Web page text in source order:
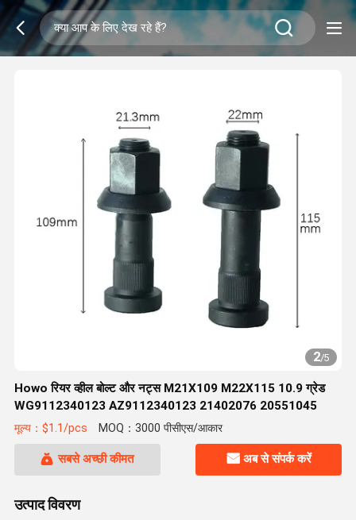
2/5
Howo रियर व्हील बोल्ट और नट्स M21X109 M22X115 10.9 ग्रेड
WG9112340123 AZ9112340123 21402076 20551045
मूल्य：$1.1/pcs MOQ：3000 पीसीएस/आकार
सबसे अच्छी कीमत अब से संपर्क करें
उत्पाद विवरण